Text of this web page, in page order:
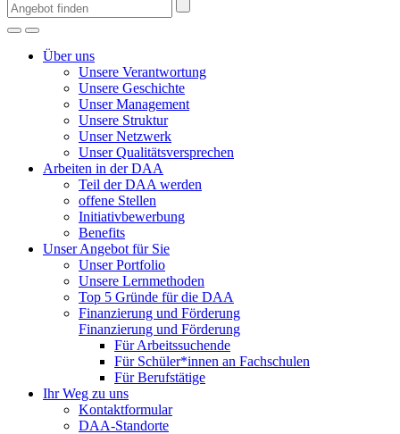
Über uns
Unsere Verantwortung
Unsere Geschichte
Unser Management
Unsere Struktur
Unser Netzwerk
Unser Qualitätsversprechen
Arbeiten in der DAA
Teil der DAA werden
offene Stellen
Initiativbewerbung
Benefits
Unser Angebot für Sie
Unser Portfolio
Unsere Lernmethoden
Top 5 Gründe für die DAA
Finanzierung und Förderung
Finanzierung und Förderung
Für Arbeitssuchende
Für Schüler*innen an Fachschulen
Für Berufstätige
Ihr Weg zu uns
Kontaktformular
DAA-Standorte